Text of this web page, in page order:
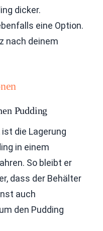
dicker.
eine Option.
nach deinem
Pudding
die Lagerung
in einem
So bleibt er
dass der Behälter
auch
den Pudding